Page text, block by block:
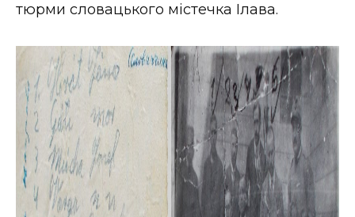
тюрми словацького містечка Ілава.